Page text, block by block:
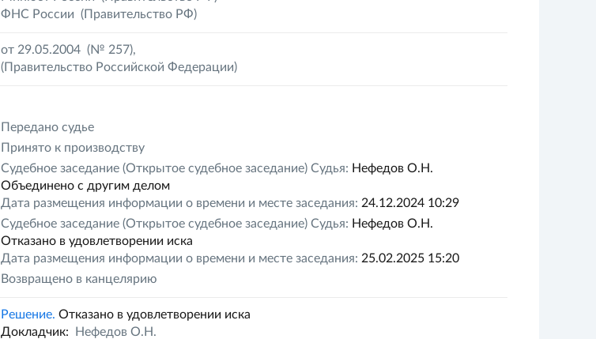
ФНС России (Правительство РФ)
от 29.05.2004 (№ 257),
(Правительство Российской Федерации)
Передано судье
Принято к производству
Судебное заседание (Открытое судебное заседание)Судья: Нефедов О.Н.
Объединено с другим делом
Дата размещения информации о времени и месте заседания: 24.12.2024 10:29
Судебное заседание (Открытое судебное заседание)Судья: Нефедов О.Н.
Отказано в удовлетворении иска
Дата размещения информации о времени и месте заседания: 25.02.2025 15:20
Возвращено в канцелярию
Решение.Отказано в удовлетворении иска
Докладчик:
Нефедов О.Н.